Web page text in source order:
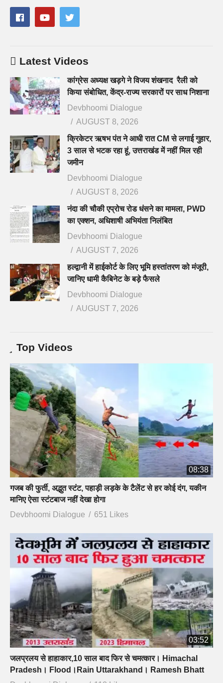
Latest Videos
कांग्रेस अध्यक्ष खड़गे ने विजय शंखनाद रैली को
किया संबोधित, केंद्र-राज्य सरकारों पर साध निशाना
Devbhoomi Dialogue
AUGUST 8, 2026
क्रिकेटर ऋषभ पंत ने आधी रात CM से लगाई गुहार,
3 साल से भटक रहा हूं, उत्तराखंड में नहीं मिल रही
जमीन
Devbhoomi Dialogue
AUGUST 8, 2026
नंदा की चौकी एप्रोच रोड धंसने का मामला, PWD
का एक्शन, अधिशाषी अभियंता निलंबित
Devbhoomi Dialogue
AUGUST 7, 2026
हल्द्वानी में हाईकोर्ट के लिए भूमि हस्तांतरण को मंजूरी,
जानिए धामी कैबिनेट के बड़े फैसले
Devbhoomi Dialogue
AUGUST 7, 2026
Top Videos
08:38
गजब की फुर्ती, अद्भुत स्टंट, पहाड़ी लड़के के टैलेंट से हर कोई दंग, यकीन
मानिए ऐसा स्टंटबाज नहीं देखा होगा
Devbhoomi Dialogue
651 Likes
03:52
जलप्रलय से हाहाकार,10 साल बाद फिर से चमत्कार। Himachal
Pradesh। Flood।Rain Uttarakhand। Ramesh Bhatt